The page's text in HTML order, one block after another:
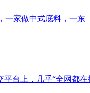
家做中式底料，一
台上，几乎“全网都